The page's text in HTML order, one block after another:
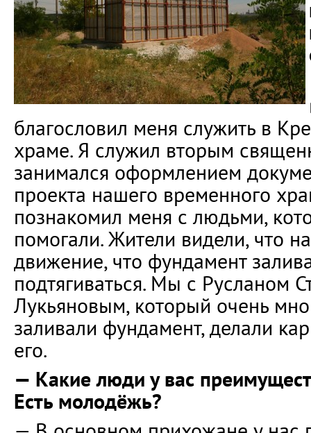
благословил меня служить в
храме. Я служил вторым
занимался оформлением
проекта нашего временного
познакомил меня с людьми,
помогали. Жители видели, что
движение, что фундамент
подтягиваться. Мы с Русланом
Лукьяновым, который очень
заливали фундамент, делали
его.
— Какие люди у вас
Есть молодёжь?